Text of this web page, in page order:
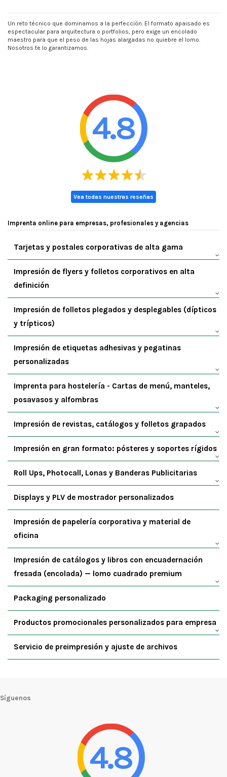
Un reto técnico que dominamos a la perfección. El formato apaisado es
espectacular para arquitectura o portfolios, pero exige un encolado
maestro para que el peso de las hojas alargadas no quiebre el lomo.
Nosotros te lo garantizamos.
4.8
Vea todas nuestras reseñas
Imprenta online para empresas, profesionales y agencias
Tarjetas y postales corporativas de alta gama
Impresión de flyers y folletos corporativos en alta
definición
Impresión de folletos plegados y desplegables (dípticos
y trípticos)
Impresión de etiquetas adhesivas y pegatinas
personalizadas
Imprenta para hostelería - Cartas de menú, manteles,
posavasos y alfombras
Impresión de revistas, catálogos y folletos grapados
Impresión en gran formato: pósteres y soportes rígidos
Roll Ups, Photocall, Lonas y Banderas Publicitarias
Displays y PLV de mostrador personalizados
Impresión de papelería corporativa y material de
oficina
Impresión de catálogos y libros con encuadernación
fresada (encolada) — lomo cuadrado premium
Packaging personalizado
Productos promocionales personalizados para empresa
Servicio de preimpresión y ajuste de archivos
Síguenos
4.8